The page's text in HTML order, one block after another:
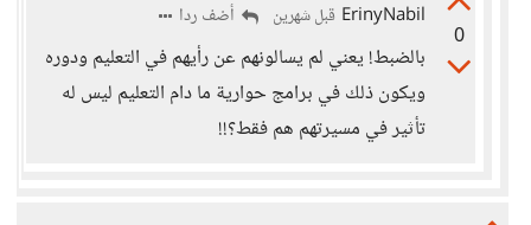
0
ErinyNabil قبل شهرين أضف ردا
بالضبط! يعني لم يسالونهم عن رأيهم في التعليم ودوره
ويكون ذلك في برامج حوارية ما دام التعليم ليس له
تأثير في مسيرتهم هم فقط؟!!